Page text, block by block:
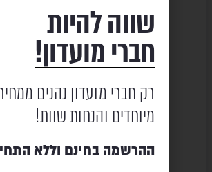
שווה להיות
חברי מועדון!
רק חברי מועדון נהנים
מיוחדים והנחות שוות!
ההרשמה בחינם וללא